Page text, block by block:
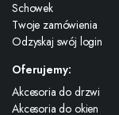
Schowek
Twoje zamówienia
Odzyskaj swój login
Oferujemy:
Akcesoria do drzwi
Akcesoria do okien